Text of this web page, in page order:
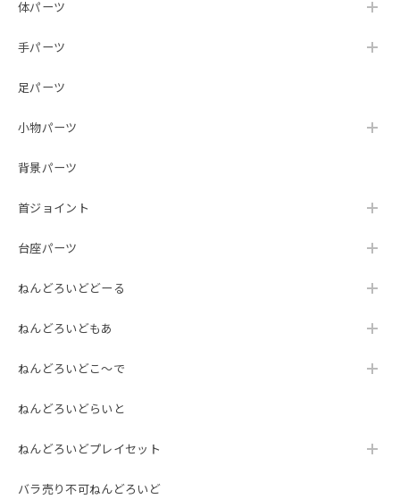
体パーツ
手パーツ
足パーツ
小物パーツ
背景パーツ
首ジョイント
台座パーツ
ねんどろいどどーる
ねんどろいどもあ
ねんどろいどこ～で
ねんどろいどらいと
ねんどろいどプレイセット
バラ売り不可ねんどろいど